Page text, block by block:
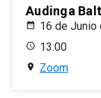
Audinga
16 de Junio
13:00
Zoom